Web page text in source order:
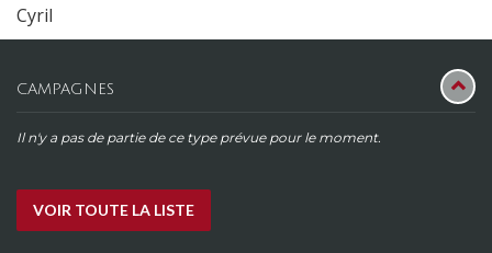
Cyril
CAMPAGNES
Il n'y a pas de partie de ce type prévue pour le moment.
VOIR TOUTE LA LISTE